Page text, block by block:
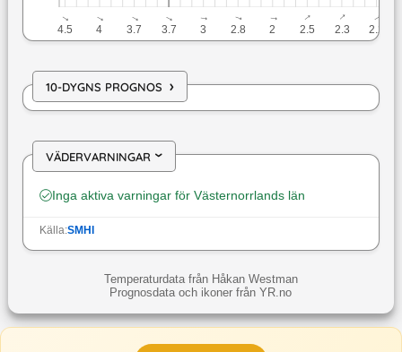
↓
4.5
↓
4
↓
3.7
↓
3.7
↓
3
↓
2.8
↓
2
↓
2.5
↓
2.3
↓
2.2
10-DYGNS PROGNOS ›
VÄDERVARNINGAR›
Inga aktiva varningar för Västernorrlands län
Källa:SMHI
Temperaturdata från Håkan Westman
Prognosdata och ikoner från YR.no